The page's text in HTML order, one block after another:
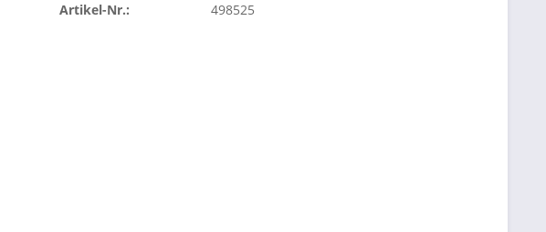
Artikel-Nr.: 498525